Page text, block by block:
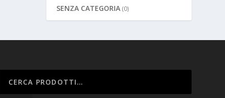
SENZA CATEGORIA (0)